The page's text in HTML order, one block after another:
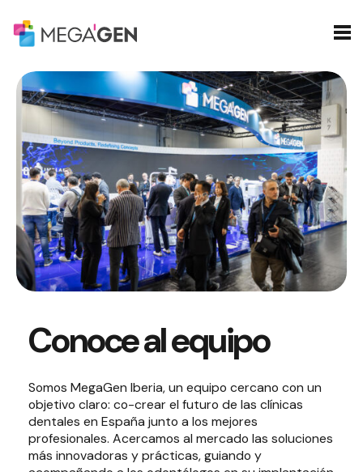
Conoce al equipo
Somos MegaGen Iberia, un equipo cercano con un
objetivo claro: co-crear el futuro de las clínicas
dentales en España junto a los mejores
profesionales. Acercamos al mercado las soluciones
más innovadoras y prácticas, guiando y